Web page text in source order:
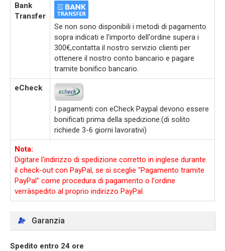
Bank
Transfer
Se non sono disponibili i metodi di pagamento
sopra indicati e l'importo dell'ordine supera i
300€,contatta il nostro servizio clienti per
ottenere il nostro conto bancario e pagare
tramite bonifico bancario.
eCheck
I pagamenti con eCheck Paypal devono essere
bonificati prima della spedizione.(di solito
richiede 3-6 giorni lavorativi)
Nota:
Digitare l'indirizzo di spedizione corretto in inglese durante
il check-out con PayPal, se si sceglie "Pagamento tramite
PayPal" come procedura di pagamento o l'ordine
verràspedito al proprio indirizzo PayPal.
Garanzia
Spedito entro 24 ore